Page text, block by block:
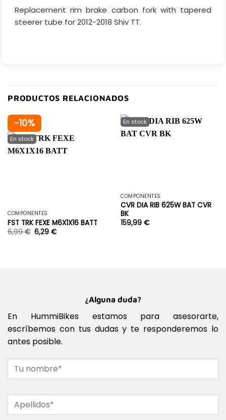
Replacement rim brake carbon fork with tapered
steerer tube for 2012-2018 Shiv TT.
PRODUCTOS RELACIONADOS
-10%
COMPONENTES
FST TRK FEXE M6X1X16 BATT
6,99€ 6,29€
COMPONENTES
CVR DIA RIB 625W BAT CVR
BK
159,99 €
¿Alguna duda?
En HummiBikes estamos para asesorarte,
escríbemos con tus dudas y te responderemos lo
antes posible.